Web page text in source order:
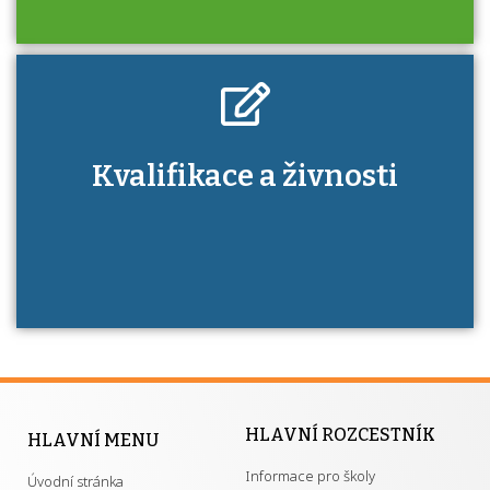
Kdo je to autorizovaná osoba a jaké výhody
má získání autorizace?
Kvalifikace a živnosti
HLAVNÍ MENU
Úvodní stránka
HLAVNÍ ROZCESTNÍK
Informace pro školy